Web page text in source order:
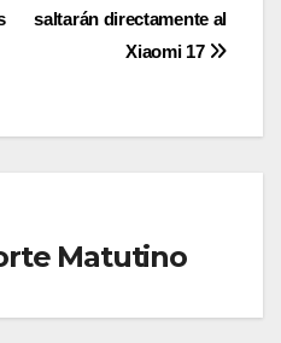
saltarán directamente al
Xiaomi 17
Matutino